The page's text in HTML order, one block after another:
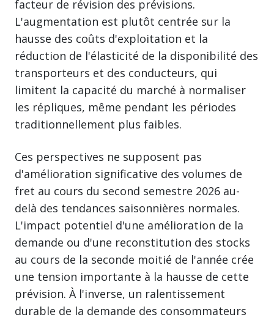
facteur de révision des prévisions.
L'augmentation est plutôt centrée sur la
hausse des coûts d'exploitation et la
réduction de l'élasticité de la disponibilité des
transporteurs et des conducteurs, qui
limitent la capacité du marché à normaliser
les répliques, même pendant les périodes
traditionnellement plus faibles.
Ces perspectives ne supposent pas
d'amélioration significative des volumes de
fret au cours du second semestre 2026 au-
delà des tendances saisonnières normales.
L'impact potentiel d'une amélioration de la
demande ou d'une reconstitution des stocks
au cours de la seconde moitié de l'année crée
une tension importante à la hausse de cette
prévision. À l'inverse, un ralentissement
durable de la demande des consommateurs